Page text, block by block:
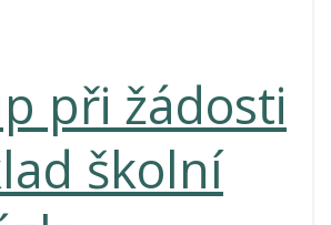
při žádosti
školní